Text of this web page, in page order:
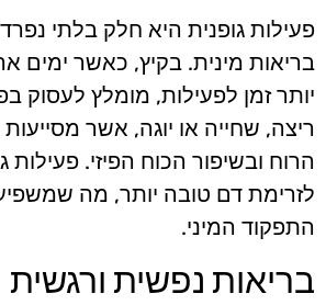
פעילות גופנית היא חלק בלתי
בריאות מינית. בקיץ, כאשר ימים
יותר זמן לפעילות, מומלץ לעסוק
ריצה, שחייה או יוגה, אשר
הרוח ובשיפור הכוח הפיזי. פעילות
לזרימת דם טובה יותר, מה
התפקוד המיני.
בריאות נפשית ורגשית